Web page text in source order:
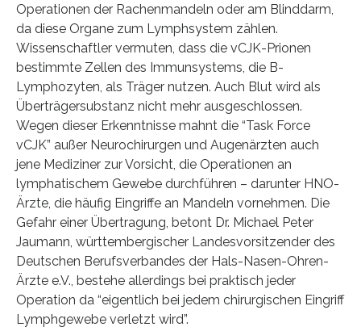
Operationen der Rachenmandeln oder am Blinddarm,
da diese Organe zum Lymphsystem zählen.
Wissenschaftler vermuten, dass die vCJK-Prionen
bestimmte Zellen des Immunsystems, die B-
Lymphozyten, als Träger nutzen. Auch Blut wird als
Überträgersubstanz nicht mehr ausgeschlossen.
Wegen dieser Erkenntnisse mahnt die “Task Force
vCJK” außer Neurochirurgen und Augenärzten auch
jene Mediziner zur Vorsicht, die Operationen an
lymphatischem Gewebe durchführen – darunter HNO-
Ärzte, die häufig Eingriffe an Mandeln vornehmen. Die
Gefahr einer Übertragung, betont Dr. Michael Peter
Jaumann, württembergischer Landesvorsitzender des
Deutschen Berufsverbandes der Hals-Nasen-Ohren-
Ärzte e.V., bestehe allerdings bei praktisch jeder
Operation da “eigentlich bei jedem chirurgischen Eingriff
Lymphgewebe verletzt wird”.